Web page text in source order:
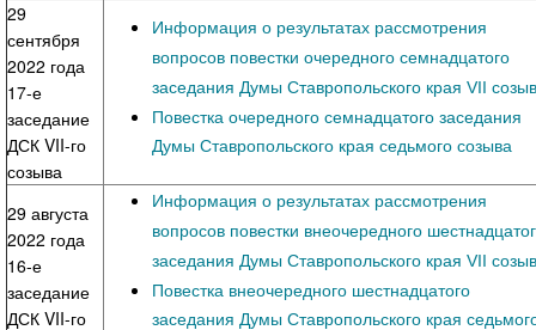
29
сентября
2022 года
17-е
заседание
ДСК VII-го
созыва
Информация о результатах рассмотрения
вопросов повестки очередного семнадцатого
заседания Думы Ставропольского края VII
Повестка очередного семнадцатого заседания
Думы Ставропольского края седьмого созыва
29 августа
2022 года
16-е
заседание
ДСК VII-го
Информация о результатах рассмотрения
вопросов повестки внеочередного
заседания Думы Ставропольского края VII
Повестка внеочередного шестнадцатого
заседания Думы Ставропольского края